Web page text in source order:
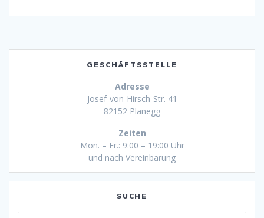
GESCHÄFTSSTELLE
Adresse
Josef-von-Hirsch-Str. 41
82152 Planegg
Zeiten
Mon. – Fr.: 9:00 – 19:00 Uhr
und nach Vereinbarung
SUCHE